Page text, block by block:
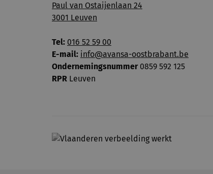
Paul van Ostaijenlaan 24
3001 Leuven
Tel: 016 52 59 00
E-mail: info@avansa-oostbrabant.be
Ondernemingsnummer0859 592 125
RPR Leuven